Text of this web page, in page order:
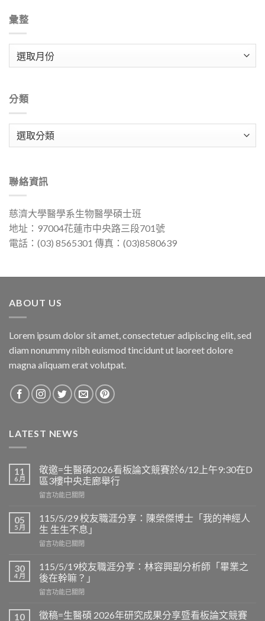
彙整
分類
聯絡資訊
慈濟大學醫學系生物醫學碩士班
地址：97004花蓮市中央路三段701號
電話：(03) 8565301 傳真：(03)8580639
ABOUT US
Lorem ipsum dolor sit amet, consectetuer adipiscing elit, sed
diam nonummy nibh euismod tincidunt ut laoreet dolore
magna aliquam erat volutpat.
LATEST NEWS
11
6 月
敬邀=生醫碩2026看板論文競賽於6/12上午9:30在D
區3樓中央走廊舉行
在
邀
=
生
醫
2026
看
板
論
競
留言功能已關閉
05
5 月
115/5/29 校友職涯分享：陳榮傑博士「我的神經人
生 生生不息」
在
校
友
職
涯
享：
留言功能已關閉
30
4 月
115/5/19校友職涯分享：林容興副分析師「畢業之
後在幹嘛？」
在
校
留言功能已關閉
10 徵稿=生醫碩 2026年研究成果分享暨看板論文競賽